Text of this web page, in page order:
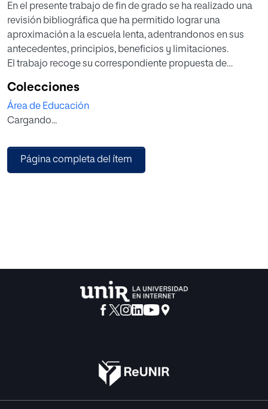
En el presente trabajo de fin de grado se ha realizado una
revisión bibliográfica que ha permitido lograr una
aproximación a la escuela lenta, adentrandonos en sus
antecedentes, principios, beneficios y limitaciones.
El trabajo recoge su correspondiente propuesta de
pedagogia lenta, se presenta una serie de actividades
educativas relacionadas con la puesta en marcha de un
huerto escolar, dirigidas al desarrollo del alumnos en
se pretende respetar el ritmo de aprendizaje de los
escolares, conseguir aprendizajes significativos y
Colecciones
Área de Educación
Cargando...
Página completa del ítem